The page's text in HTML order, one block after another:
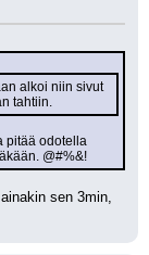
alkoi niin sivut
tahtiin.
pitää odotella
@#%&!
sen 3min,